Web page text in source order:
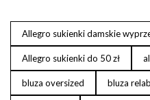
Allegro sukienki damskie
Allegro sukienki do 50 zł
bluza oversized bluza relab